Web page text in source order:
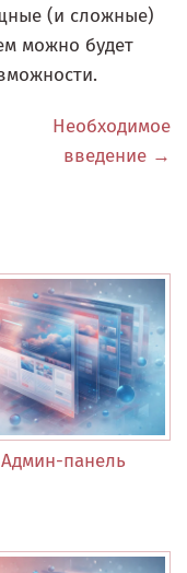
(и сложные)
можно будет
Необходимое
введение →
Админ-панель